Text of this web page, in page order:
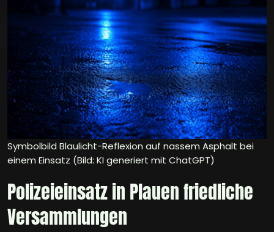
Symbolbild Blaulicht-Reflexion auf nassem Asphalt bei
einem Einsatz (Bild: KI generiert mit ChatGPT)
Polizeieinsatz in Plauen friedliche
Versammlungen